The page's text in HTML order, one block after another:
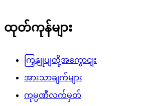
ထုတ်ကုန်များ
ကြှနျုပျတို့အကွောငျး
အားသာချက်များ
ကုမ္ပဏီလက်မှတ်